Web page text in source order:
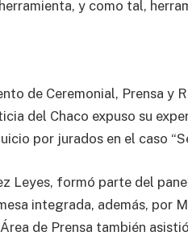
y como tal,
de Ceremonial, Prensa y
del Chaco expuso su
por jurados en el caso
Leyes, formó parte del
integrada, además, por
de Prensa también